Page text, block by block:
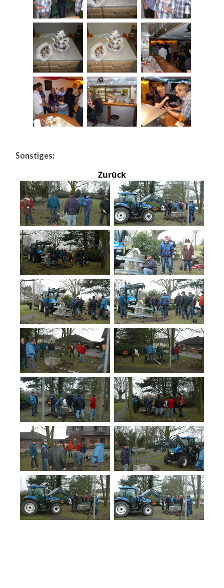
Sonstiges:
Zurück